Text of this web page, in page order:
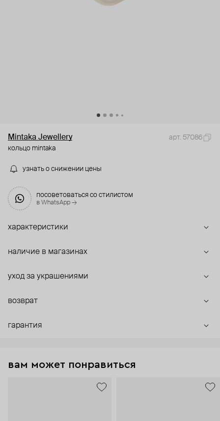
Mintaka Jewellery
арт. 57086
кольцо mintaka
узнать о снижении цены
посоветоваться со стилистом
в WhatsApp →
характеристики
наличие в магазинах
уход за украшениями
возврат
гарантия
вам может понравиться